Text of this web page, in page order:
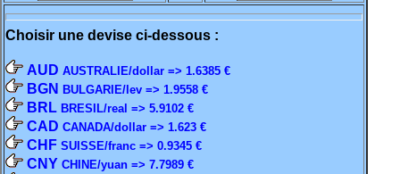
Choisir une devise ci-dessous :
AUD AUSTRALIE/dollar => 1.6385 €
BGN BULGARIE/lev => 1.9558 €
BRL BRESIL/real => 5.9102 €
CAD CANADA/dollar => 1.623 €
CHF SUISSE/franc => 0.9345 €
CNY CHINE/yuan => 7.7989 €